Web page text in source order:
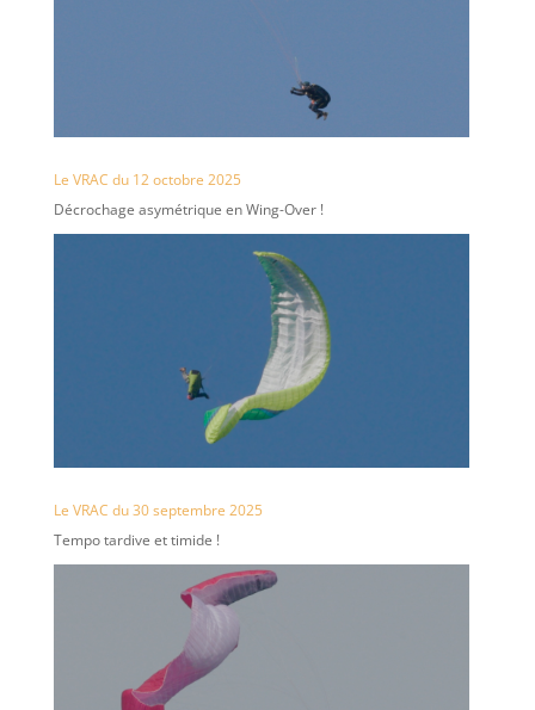
Le VRAC du 12 octobre 2025
Décrochage asymétrique en Wing-Over !
Le VRAC du 30 septembre 2025
Tempo tardive et timide !